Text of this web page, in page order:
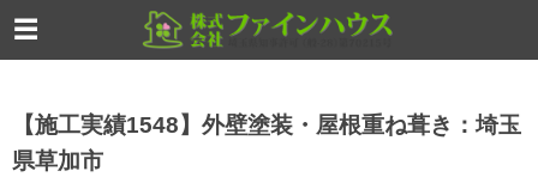
【施工実績1548】外壁塗装・屋根重ね葺き：埼玉
県草加市